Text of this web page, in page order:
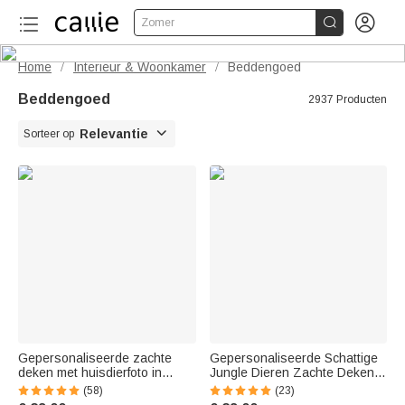
Zomer  
Home / Interieur & Woonkamer / Beddengoed
Beddengoed 2937 Producten
Sorteer op Relevantie 
Gepersonaliseerde zachte
deken met huisdierfoto in
olieverfstijl en naam perfect als
woondecoratie voor
(58)
Gepersonaliseerde Schattige
Jungle Dieren Zachte Deken
met Naam en Tekst Huiskamer
Decor Verjaardag Baby
(23)